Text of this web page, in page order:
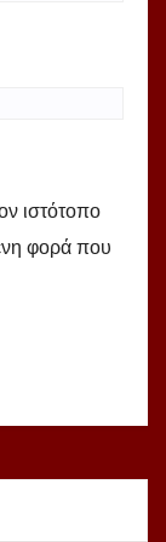
ιστότοπο
φορά που